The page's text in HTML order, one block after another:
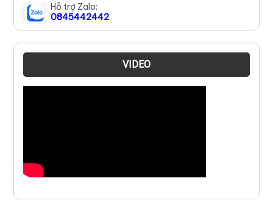
Hỗ trợ Zalo:
0845442442
VIDEO